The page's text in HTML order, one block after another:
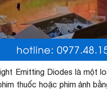
Emitting Diodes là một
thuốc hoặc phim ảnh